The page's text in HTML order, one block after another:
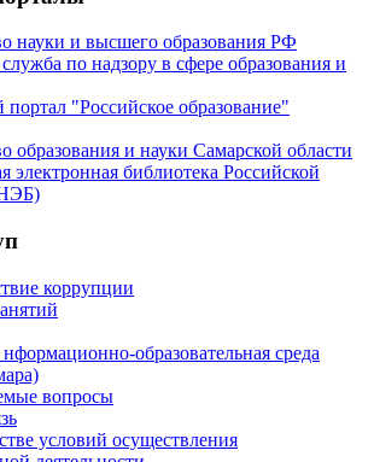
науки и высшего образования РФ
по надзору в сфере образования и
"Российское образование"
образования и науки Самарской области
электронная библиотека Российской
коррупции
образовательная среда
вопросы
условий осуществления